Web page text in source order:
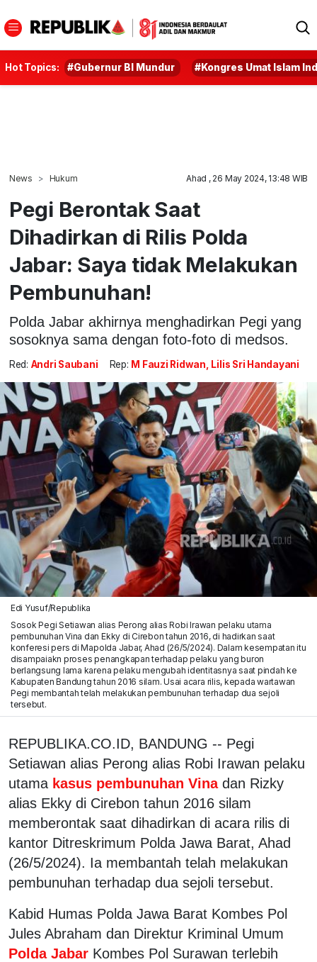
Hot Topics: #Gubernur BI Mundur #Kongres Umat Islam
News Hukum Ahad , 26 May 2024, 13:48 WIB
Pegi Berontak Saat
Dihadirkan di Rilis Polda
Jabar: Saya tidak Melakukan
Pembunuhan!
Polda Jabar akhirnya menghadirkan Pegi yang
sosoknya sama dengan foto-foto di medsos.
Red: Andri Saubani Rep: M Fauzi Ridwan, Lilis Sri Handayani
Edi Yusuf/Republika
Sosok Pegi Setiawan alias Perong alias Robi Irawan pelaku utama
pembunuhan Vina dan Ekky di Cirebon tahun 2016, di hadirkan saat
konferesi pers di Mapolda Jabar, Ahad (26/5/2024). Dalam kesempatan itu
disampaiakn proses penangkapan terhadap pelaku yang buron
berlangsung lama karena pelaku mengubah identitasnya saat pindah ke
Kabupaten Bandung tahun 2016 silam. Usai acara rilis, kepada wartawan
Pegi membantah telah melakukan pembunuhan terhadap dua sejoli
tersebut.
REPUBLIKA.CO.ID, BANDUNG -- Pegi
Setiawan alias Perong alias Robi Irawan pelaku
utama kasus pembunuhan Vina dan Rizky
alias Ekky di Cirebon tahun 2016 silam
memberontak saat dihadirkan di acara rilis di
kantor Ditreskrimum Polda Jawa Barat, Ahad
(26/5/2024). Ia membantah telah melakukan
pembunuhan terhadap dua sejoli tersebut.
Kabid Humas Polda Jawa Barat Kombes Pol
Jules Abraham dan Direktur Kriminal Umum
Polda Jabar Kombes Pol Surawan terlebih